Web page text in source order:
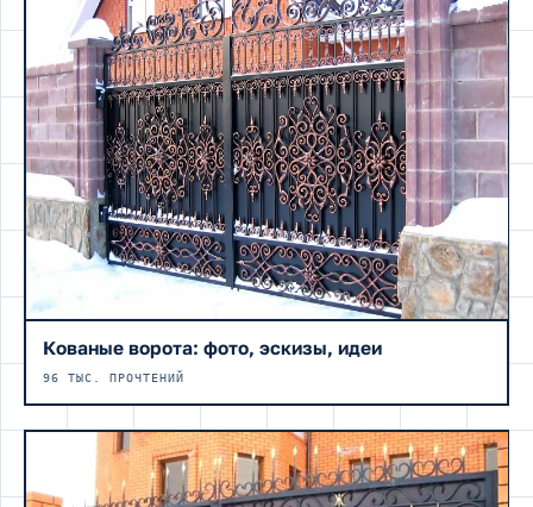
Кованые ворота: фото, эскизы, идеи
96 ТЫС. ПРОЧТЕНИЙ